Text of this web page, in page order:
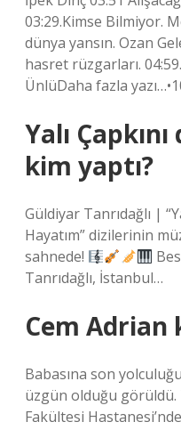
03:29.Kimse Bilmiyor.
dünya yansın. Ozan
hasret rüzgarları.
ÜnlüDaha fazla
Yalı
kim yaptı?
Güldiyar Tanrıdağlı |
Hayatım” dizilerinin
sahnede!
Tanrıdağlı, İstanbul…
Cem
Babasına son
üzgün olduğu görüldü.
Fakültesi